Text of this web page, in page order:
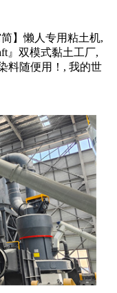
】懒人专用粘土机,
』双模式黏土工厂,
料随便用！, 我的世